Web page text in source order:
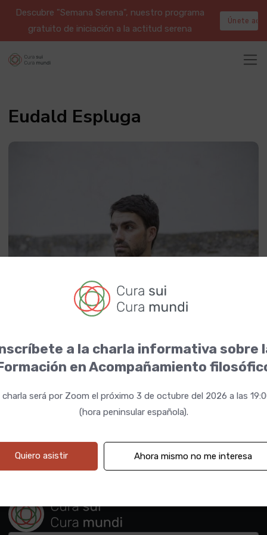
Descubre "Semana Serena", nuestro programa
gratuito de iniciación a la actitud serena
Únete aquí
Eudald Espluga
Filósofo y periodista cultural
Autor del libro: No seas tú mismo
a la charla informativa sobre
en Acompañamiento
charla será por Zoom el próximo 3 de octubre del 2026 a las
(hora peninsular española).
Quiero asistir Ahora mismo no me interesa